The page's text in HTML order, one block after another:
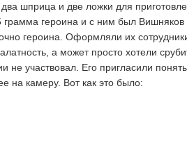
шприца и две ложки для
грамма героина и с ним был Вишняков
героина. Оформляли их
а может просто хотели
не участвовал. Его пригласили
на камеру. Вот как это было: